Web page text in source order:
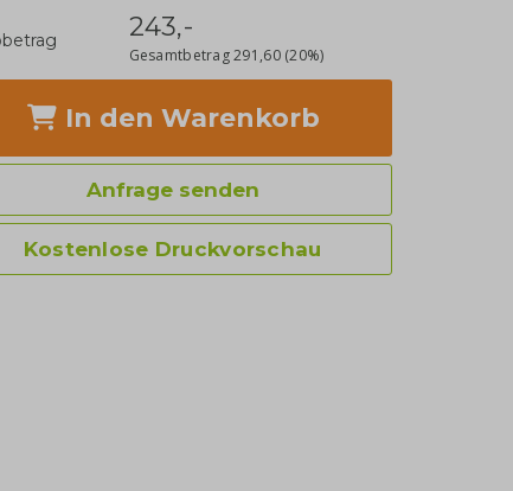
243,-
Gesamtbetrag291,60 (20%)
In den Warenkorb
Anfrage senden
Kostenlose Druckvorschau